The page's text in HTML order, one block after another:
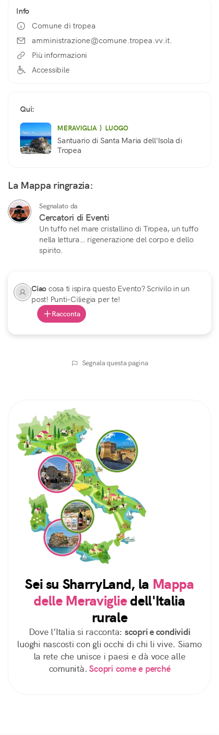
Info
Comune di tropea
amministrazione@comune.tropea.vv.it.
Più informazioni
Accessibile
Qui:
MERAVIGLIA } LUOGO
Santuario di Santa Maria dell'Isola di
Tropea
La Mappa ringrazia:
Segnalato da
Cercatori di Eventi
Un tuffo nel mare cristallino di Tropea, un tuffo
nella lettura… rigenerazione del corpo e dello
spirito.
Ciaocosa ti ispira questo Evento? Scrivilo in un
post! Punti-Ciliegia per te!
Racconta
Segnala questa pagina
Sei su SharryLand, la Mappa
delle Meravigliedell'Italia
rurale
Dove l’Italia si racconta: scopri e condividi
luoghi nascosti con gli occhi di chi li vive. Siamo
la rete che unisce i paesi e dà voce alle
comunità. Scopri come e perché